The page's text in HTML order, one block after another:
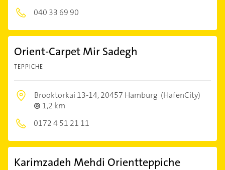
040 33 69 90
Orient-Carpet Mir Sadegh
TEPPICHE
Brooktorkai 13-14,20457 Hamburg (HafenCity)
1,2 km
0172 4 51 21 11
Karimzadeh Mehdi Orientteppiche